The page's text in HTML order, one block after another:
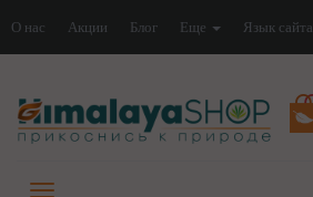
О нас Акции Блог Еще Язык сайта